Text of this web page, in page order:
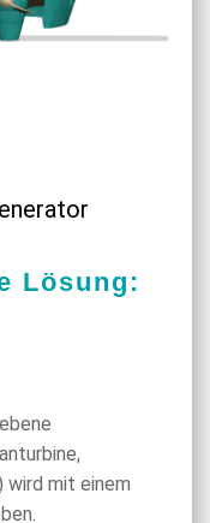
Lösung:
mit einem